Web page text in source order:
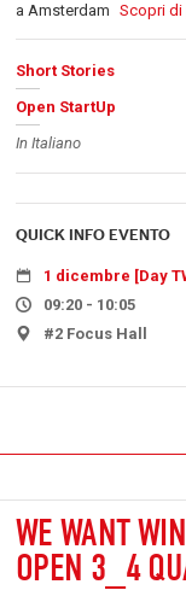
a Amsterdam Scopri di
Short Stories
Open StartUp
In Italiano
QUICK INFO EVENTO
1 dicembre [Day
09:20 - 10:05
#2 Focus Hall
WE WANT
OPEN 3_4